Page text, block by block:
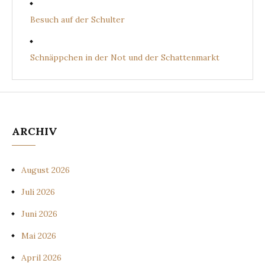
Besuch auf der Schulter
Schnäppchen in der Not und der Schattenmarkt
ARCHIV
August 2026
Juli 2026
Juni 2026
Mai 2026
April 2026